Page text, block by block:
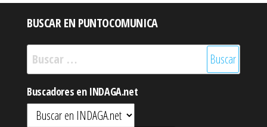
BUSCAR EN PUNTOCOMUNICA
Buscar:
Buscadores en INDAGA.net